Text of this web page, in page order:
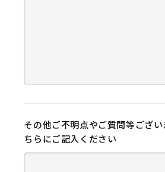
その他ご不明点やご質問等ござい
ちらにご記入ください